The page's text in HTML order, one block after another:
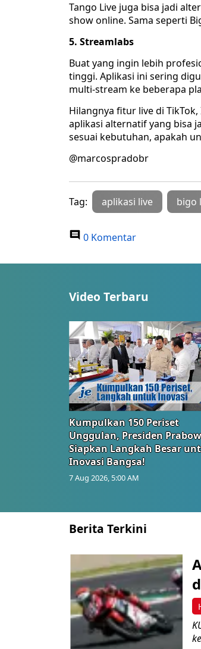
Tango Live juga bisa jadi
show online. Sama seperti
5. Streamlabs
Buat yang ingin lebih
tinggi. Aplikasi ini sering
multi-stream ke beberapa
Hilangnya fitur live di
aplikasi alternatif yang bisa
sesuai kebutuhan, apakah
@marcospradobr
Tag: aplikasi live bigo
0 Komentar
Video Terbaru
Kumpulkan 150 Periset
Unggulan, Presiden
Siapkan Langkah Besar
Inovasi Bangsa!
7 Aug 2026, 5:00 AM
Berita Terkini